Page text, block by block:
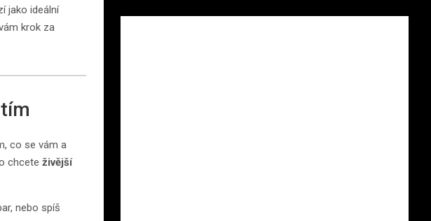
jako ideální
krok za
co se vám a
chcete živější
nebo spíš